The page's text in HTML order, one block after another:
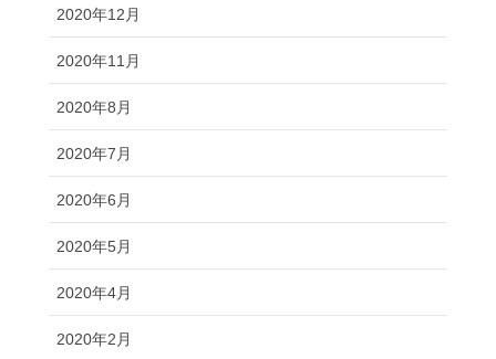
2020年12月
2020年11月
2020年8月
2020年7月
2020年6月
2020年5月
2020年4月
2020年2月